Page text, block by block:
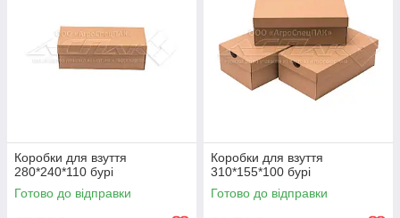
Коробки для взуття
280*240*110 бурі
Готово до відправки
Коробки для взуття
310*155*100 бурі
Готово до відправки